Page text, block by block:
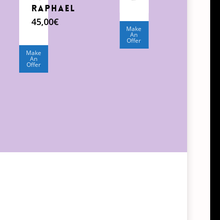
Raphael
45,00€
Make
An
Offer
Make
An
Offer